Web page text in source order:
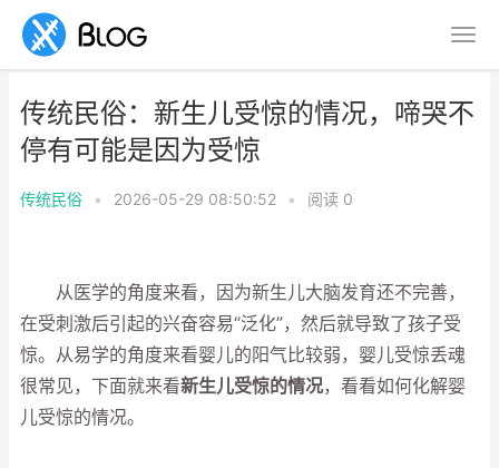
传统民俗：新生儿受惊的情况，啼哭不
停有可能是因为受惊
传统民俗 • 2026-05-29 08:50:52 • 阅读 0
从医学的角度来看，因为新生儿大脑发育还不完善，
在受刺激后引起的兴奋容易“泛化”，然后就导致了孩子受
惊。从易学的角度来看婴儿的阳气比较弱，婴儿受惊丢魂
很常见，下面就来看新生儿受惊的情况，看看如何化解婴
儿受惊的情况。